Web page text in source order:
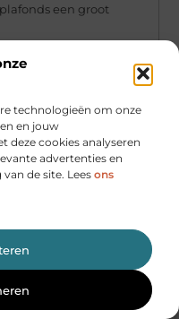
technologieën om onze
en jouw
deze cookies analyseren
advertenties en
de site. Lees ons
een groot